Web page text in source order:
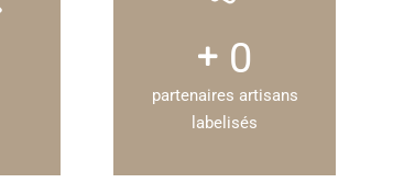
0
partenaires artisans
labelisés